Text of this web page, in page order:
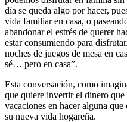
día se queda algo por hacer,
vida familiar en casa, o
abandonar el estrés de querer
estar consumiendo para
noches de juegos de mesa en
sé… pero en casa”.
Esta conversación, como
que quiere invertir el dinero
vacaciones en hacer alguna
su nueva vida hogareña.